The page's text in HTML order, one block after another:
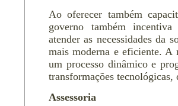
Ao oferecer também
governo também
atender as necessidades da
mais moderna e eficiente. A
um processo dinâmico e
transformações tecnológicas,
Assessoria